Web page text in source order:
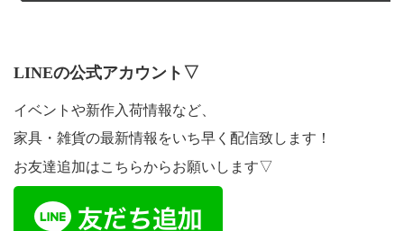
LINEの公式アカウント▽
イベントや新作入荷情報など、
家具・雑貨の最新情報をいち早く配信致します！
お友達追加はこちらからお願いします▽